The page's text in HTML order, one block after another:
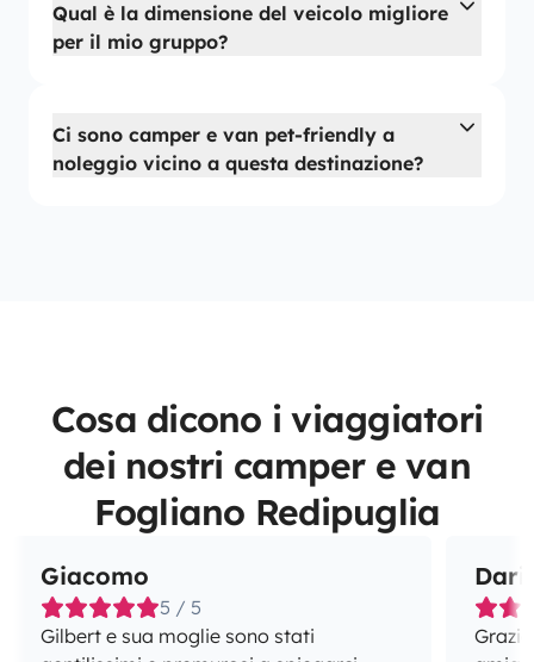
Qual è la dimensione del veicolo migliore
per il mio gruppo?
Ci sono camper e van pet-friendly a
noleggio vicino a questa destinazione?
Cosa dicono i viaggiatori
dei nostri camper e van
Fogliano Redipuglia
Giacomo
5 / 5
Gilbert e sua moglie sono stati